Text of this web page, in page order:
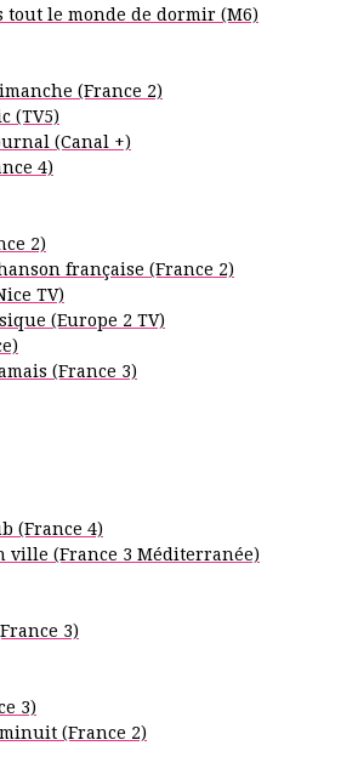
tout le monde de dormir (M6)
(France 2)
(TV5)
(Canal +)
4)
2)
française (France 2)
TV)
(Europe 2 TV)
(France 3)
(France 4)
ville (France 3 Méditerranée)
3)
3)
(France 2)